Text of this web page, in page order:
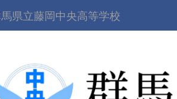
県立藤岡中央高等学校